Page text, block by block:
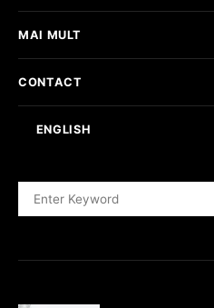
MAI MULT
CONTACT
ENGLISH